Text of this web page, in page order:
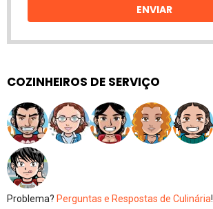
ENVIAR
COZINHEIROS DE SERVIÇO
Problema? Perguntas e Respostas de Culinária!